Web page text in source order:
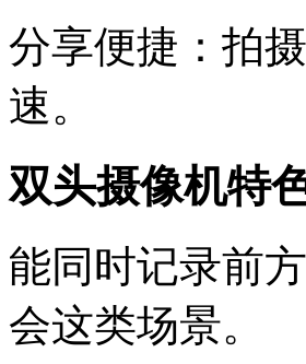
分享便捷：拍
速。
双头摄像机特
能同时记录前
会这类场景。